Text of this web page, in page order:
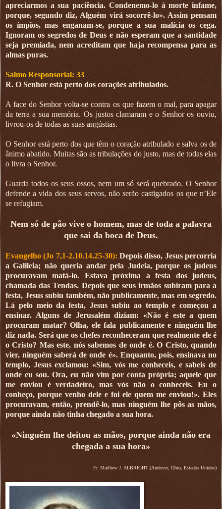
apreciarmos a sua paciência. Condenemo-lo à morte infame,
porque, segundo diz, Alguém virá socorrê-lo». Assim pensam
os ímpios, mas enganam-se, porque a sua malícia os cega.
Ignoram os segredos de Deus e não esperam que a santidade
seja premiada, nem acreditam que haja recompensa para as
almas puras.
Salmo Responsorial: 33
R. O Senhor está perto dos corações atribulados.
A face do Senhor volta-se contra os que fazem o mal, para apagar
da terra a sua memória. Os justos clamaram e o Senhor os ouviu,
livrou-os de todas as suas angústias.
O Senhor está perto dos que têm o coração atribulado e salva os de
ânimo abatido. Muitas são as tribulações do justo, mas de todas elas
o livra o Senhor.
Guarda todos os seus ossos, nem um só será quebrado. O Senhor
defende a vida dos seus servos, não serão castigados os que n’Ele
se refugiam.
Nem só de pão vive o homem, mas de toda a palavra
que sai da boca de Deus.
Evangelho (Jo 7,1-2.10.14.25-30): Depois disso, Jesus percorria
a Galileia; não queria andar pela Judeia, porque os judeus
procuravam matá-lo. Estava próxima a festa dos judeus,
chamada das Tendas. Depois que seus irmãos subiram para a
festa, Jesus subiu também, não publicamente, mas em segredo.
Lá pelo meio da festa, Jesus subiu ao templo e começou a
ensinar. Alguns de Jerusalém diziam: «Não é este a quem
procuram matar? Olha, ele fala publicamente e ninguém lhe
diz nada. Será que os chefes reconheceram que realmente ele é
o Cristo? Mas este, nós sabemos de onde é. O Cristo, quando
vier, ninguém saberá de onde é». Enquanto, pois, ensinava no
templo, Jesus exclamou: «Sim, vós me conheceis, e sabeis de
onde eu sou. Ora, eu não vim por conta própria; aquele que
me enviou é verdadeiro, mas vós não o conheceis. Eu o
conheço, porque venho dele e foi ele quem me enviou!». Eles
procuravam, então, prendê-lo, mas ninguém lhe pôs as mãos,
porque ainda não tinha chegado a sua hora.
«Ninguém lhe deitou as mãos, porque ainda não era
chegada a sua hora»
Fr. Matthew J. ALBRIGHT (Andover, Ohio, Estados Unidos)